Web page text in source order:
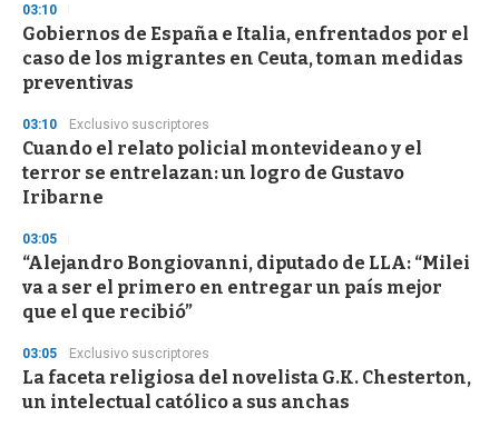
d
s
o
f
3
s
e
c
o
n
03:10
Gobiernos de España e Italia, enfrentados por el
caso de los migrantes en Ceuta, toman medidas
preventivas
03:10 Exclusivo suscriptores
Cuando el relato policial montevideano y el
terror se entrelazan: un logro de Gustavo
Iribarne
03:05
“Alejandro Bongiovanni, diputado de LLA: “Milei
va a ser el primero en entregar un país mejor
que el que recibió”
03:05 Exclusivo suscriptores
La faceta religiosa del novelista G.K. Chesterton,
un intelectual católico a sus anchas